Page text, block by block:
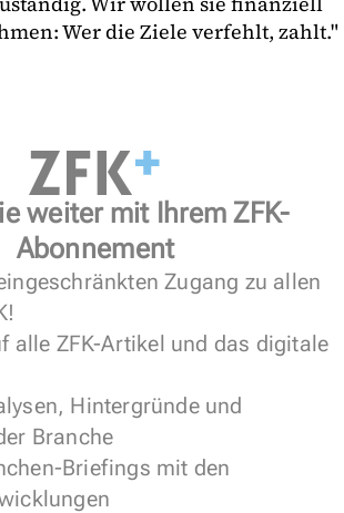
Wer die Ziele verfehlt, zahlt."
weiter mit Ihrem ZFK-
Abonnement
Zugang zu allen
alle ZFK-Artikel und das digitale
Hintergründe und
Branche
Briefings mit den